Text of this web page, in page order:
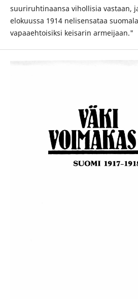
suuriruhtinaansa vihollisia vastaan,
elokuussa 1914 nelisensataa
vapaaehtoisiksi keisarin armeijaan."